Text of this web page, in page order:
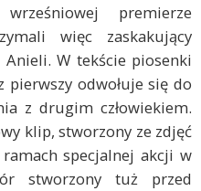
premierze
więc zaskakujący
W tekście piosenki
pierwszy odwołuje się do
z drugim człowiekiem.
klip, stworzony ze zdjęć
ramach specjalnej akcji w
stworzony tuż przed